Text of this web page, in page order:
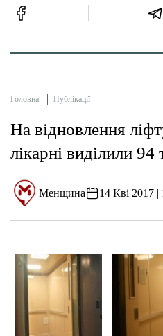
Головна Публікації
На відновлення
лікарні виділили 94
Менщина 14 Кві 2017 |